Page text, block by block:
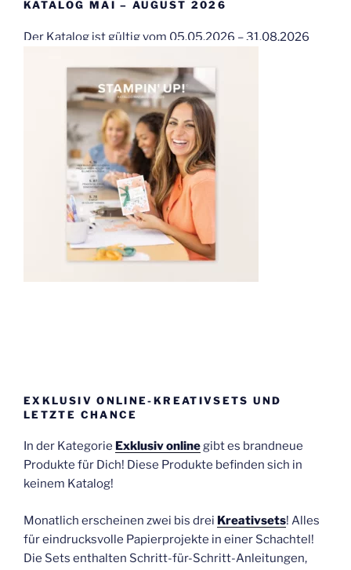
KATALOG MAI – AUGUST 2026
Der Katalog ist gültig vom 05.05.2026 – 31.08.2026
EXKLUSIV ONLINE-KREATIVSETS UND
LETZTE CHANCE
In der Kategorie Exklusiv onlinegibt es brandneue
Produkte für Dich! Diese Produkte befinden sich in
keinem Katalog!
Monatlich erscheinen zwei bis drei Kreativsets! Alles
für eindrucksvolle Papierprojekte in einer Schachtel!
Die Sets enthalten Schritt-für-Schritt-Anleitungen,